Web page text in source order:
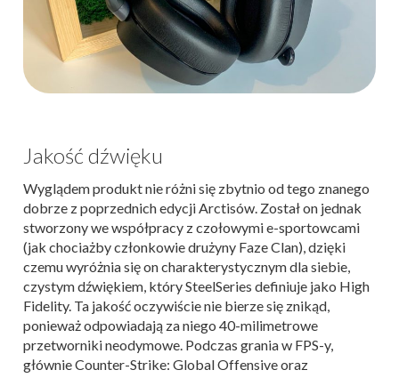
Jakość dźwięku
Wyglądem produkt nie różni się zbytnio od tego znanego
dobrze z poprzednich edycji Arctisów. Został on jednak
stworzony we współpracy z czołowymi e-sportowcami
(jak chociażby członkowie drużyny Faze Clan), dzięki
czemu wyróżnia się on charakterystycznym dla siebie,
czystym dźwiękiem, który SteelSeries definiuje jako High
Fidelity. Ta jakość oczywiście nie bierze się znikąd,
ponieważ odpowiadają za niego 40-milimetrowe
przetworniki neodymowe. Podczas grania w FPS-y,
głównie Counter-Strike: Global Offensive oraz